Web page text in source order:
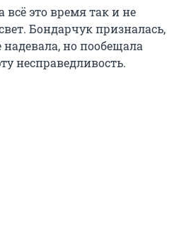
это время так и не
Бондарчук призналась,
но пообещала
несправедливость.